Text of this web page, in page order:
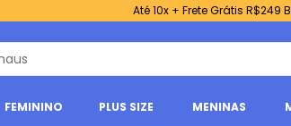
Até 10x + Frete Grátis R$249
FEMININO PLUS SIZE MENINAS